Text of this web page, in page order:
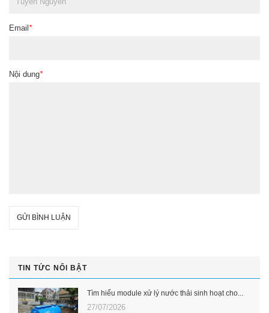
Email *
Nội dung*
GỬI BÌNH LUẬN
TIN TỨC NỔI BẬT
Tìm hiểu module xử lý nước thải sinh hoạt cho...
27/07/2026